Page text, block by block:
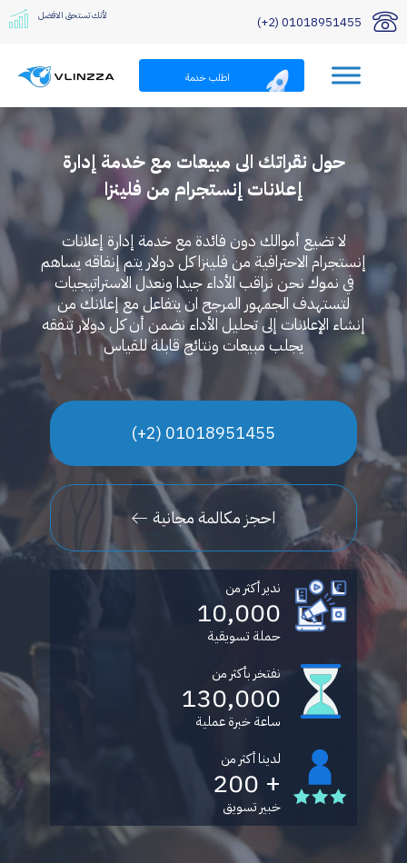
01018951455 (2+) لأنك تستحق الافضل
اطلب خدمة
حول نقراتك الى مبيعات مع خدمة إدارة
إعلانات إنستجرام من فلينزا
لا تضيع أموالك دون فائدة مع خدمة إدارة إعلانات
إنستجرام الاحترافية من فلينزا كل دولار يتم إنفاقه يساهم
في نموك نحن نراقب الأداء جيدا ونعدل الاستراتيجيات
لتستهدف الجمهور المرجح ان يتفاعل مع إعلانك من
إنشاء الإعلانات إلى تحليل الأداء نضمن أن كل دولار تنفقه
يجلب مبيعات ونتائج قابلة للقياس
01018951455 (2+)
احجز مكالمة مجانية
ندير أكثر من
10,000
حملة تسويقية
نفتخر بأكثر من
130,000
ساعة خبرة عملية
لدينا أكثر من
+ 200
خبير تسويق